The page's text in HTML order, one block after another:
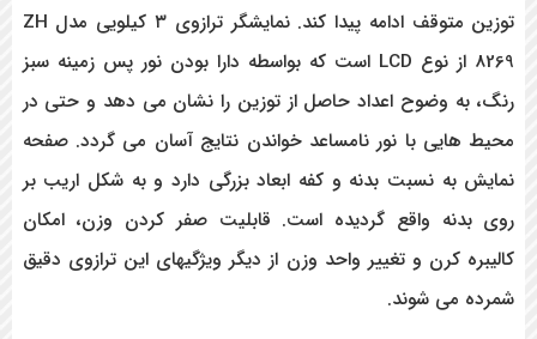
توزین متوقف ادامه پیدا کند. نمایشگر ترازوی ۳ کیلویی مدل ZH
8269 از نوع LCD
است که بواسطه دارا بودن نور پس زمینه سبز
رنگ، به وضوح اعداد حاصل از توزین را نشان می دهد و حتی در
محیط هایی با نور نامساعد خواندن نتایج آسان می گردد. صفحه
نمایش به نسبت بدنه و کفه ابعاد بزرگی دارد و به شکل اریب بر
روی بدنه واقع گردیده است. قابلیت صفر کردن وزن، امکان
کالیبره کرن و تغییر واحد وزن از دیگر ویژگیهای این ترازوی دقیق
شمرده می شوند.